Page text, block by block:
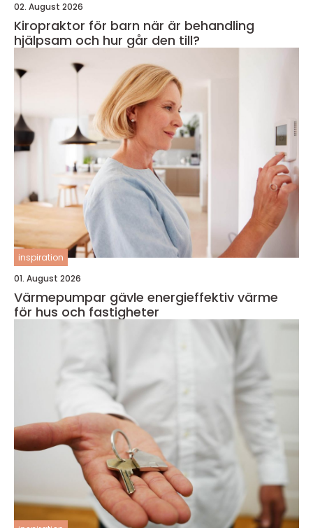
02. August 2026
Kiropraktor för barn när är behandling
hjälpsam och hur går den till?
inspiration
01. August 2026
Värmepumpar gävle energieffektiv värme
för hus och fastigheter